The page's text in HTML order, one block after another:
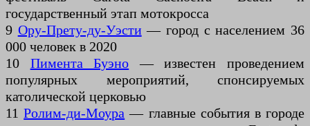
государственный этап мотокросса
9 Ору-Прету-ду-Уэсти — город с населением 36
000 человек в 2020
10 Пимента Буэно — известен проведением
популярных мероприятий, спонсируемых
католической церковью
11Ролим-ди-Моура — главные события в городе